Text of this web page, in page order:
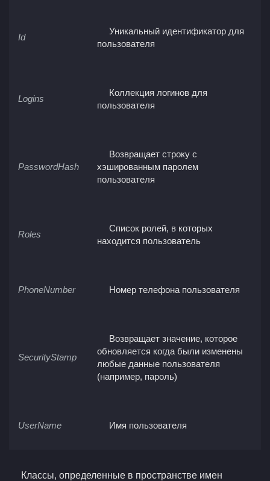
Id
Уникальный идентификатор для
пользователя
Logins
Коллекция логинов для
пользователя
PasswordHash
Возвращает строку с
хэшированным паролем
пользователя
Roles
Список ролей, в которых
находится пользователь
PhoneNumber Номер телефона пользователя
SecurityStamp
Возвращает значение, которое
обновляется когда были изменены
любые данные пользователя
(например, пароль)
UserName Имя пользователя
Классы, определенные в пространстве имен